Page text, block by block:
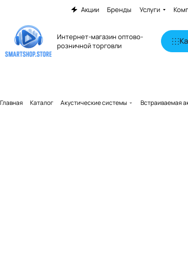
Акции Бренды Услуги
Интернет-магазин оптово-
розничной торговли
Главная Каталог Акустические системы Встраиваемая